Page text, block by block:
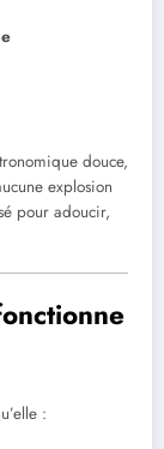
douce,
explosion
pour adoucir,
: